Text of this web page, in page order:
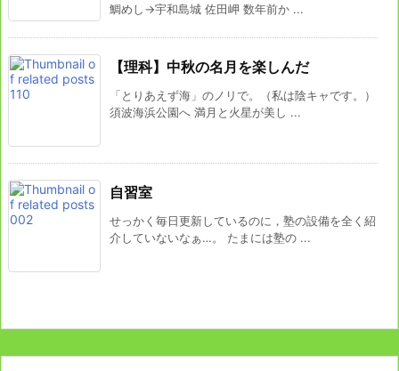
鯛めし→宇和島城 佐田岬 数年前か ...
【理科】中秋の名月を楽しんだ
「とりあえず海」のノリで。（私は陰キャです。）
須波海浜公園へ 満月と火星が美し ...
自習室
せっかく毎日更新しているのに，塾の設備を全く紹
介していないなぁ…。 たまには塾の ...